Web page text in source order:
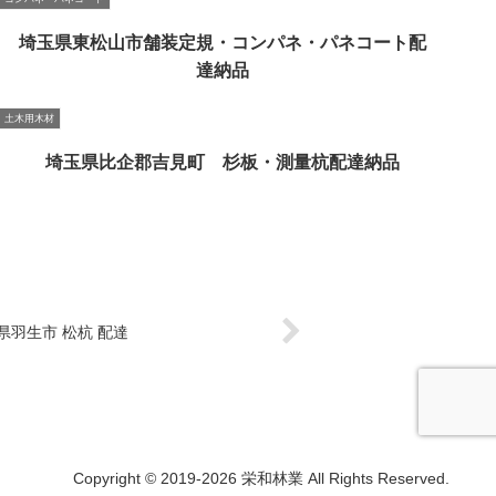
埼玉県東松山市舗装定規・コンパネ・パネコート配
達納品
土木用木材
埼玉県比企郡吉見町 杉板・測量杭配達納品
羽生市 松杭 配達
Copyright © 2019-2026 栄和林業 All Rights Reserved.